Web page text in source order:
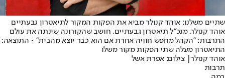
שתיים משלנו: אוהד קנולר מביא את הפקות המקור לתיאטרון גבעתיים
אוהד קנולר, מנכ"ל תיאטרון גבעתיים, חושב שהקורונה שינתה את עולם
התרבות: "הקהל מחפש חוויה אחרת אם הוא כבר יוצא מהבית" • התוצאה:
התיאטרון מעלה שתי הפקות מקור משלו
אוהד קנולר| צילום: אפרת אשל
תרבות